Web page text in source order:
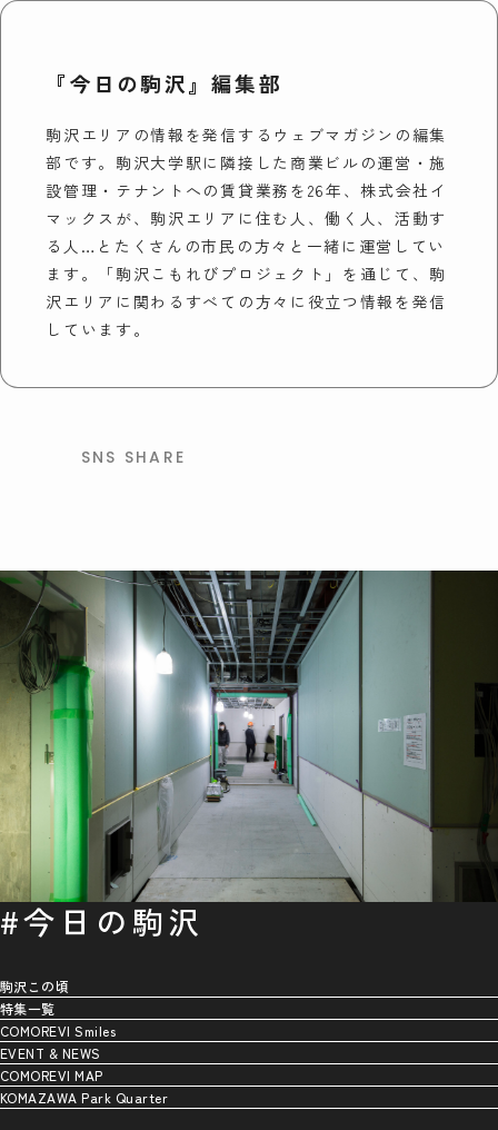
『今日の駒沢』編集部
駒沢エリアの情報を発信するウェブマガジンの編集
部です。駒沢大学駅に隣接した商業ビルの運営・施
設管理・テナントへの賃貸業務を26年、株式会社イ
マックスが、駒沢エリアに住む人、働く人、活動す
る人…とたくさんの市民の方々と一緒に運営してい
ます。「駒沢こもれびプロジェクト」を通じて、駒
沢エリアに関わるすべての方々に役立つ情報を発信
しています。
SNS SHARE
#今日の駒沢
駒沢この頃
特集一覧
COMOREVI Smiles
EVENT & NEWS
COMOREVI MAP
KOMAZAWA Park Quarter